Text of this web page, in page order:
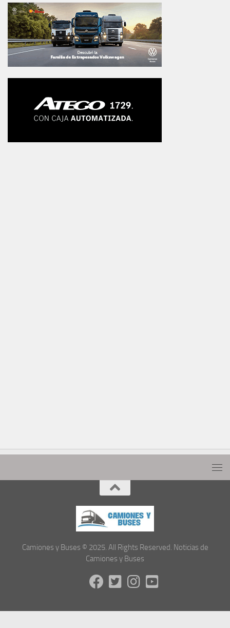
Camiones y Buses © 2025. All Rights Reserved. Noticias de
Camiones y Buses